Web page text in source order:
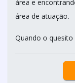
área e
área de atuação.
Quando o quesito